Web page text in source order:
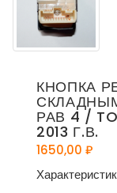
КНОПКА
РАВ 4 /
2013 Г.В.
1650,00 ₽